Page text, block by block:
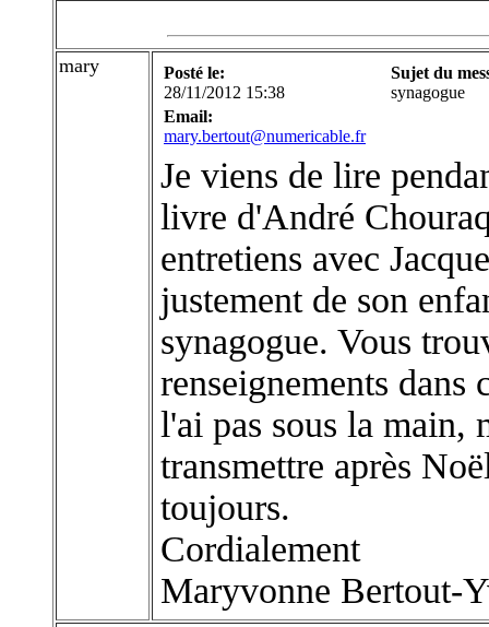
mary
Posté le:
28/11/2012 15:38
Sujet du
synagogue
Email:
mary.bertout@numericable.fr
Je viens de lire
livre d'André
entretiens avec
justement de son
synagogue. Vous
renseignements dans
l'ai pas sous la main,
transmettre après
toujours.
Cordialement
Maryvonne Bertout-